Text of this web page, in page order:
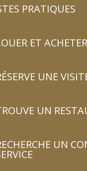
PRATIQUES
ET
UNE
UN
UN